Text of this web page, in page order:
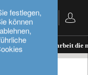
festlegen,
können
Wenn Heimarbeit die